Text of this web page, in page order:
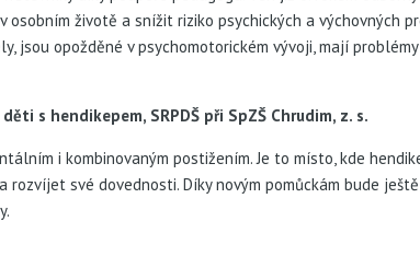
životě a snížit riziko psychických a výchovných
jsou opožděné v psychomotorickém vývoji, mají
s hendikepem, SRPDŠ při SpZŠ Chrudim, z. s.
i kombinovaným postižením. Je to místo, kde
své dovednosti. Díky novým pomůckám bude